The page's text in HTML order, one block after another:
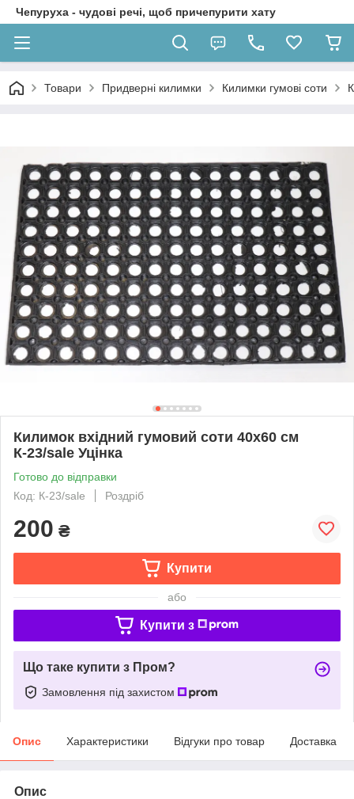
Чепуруха - чудовi речi, щоб причепурити хату
Товари Придверні килимки Килимки гумові соти
Килимок вхідний гумовий соти 40x60 см
К-23/sale Уцінка
Готово до відправки
Код: К-23/sale
Роздріб
200 ₴
Купити
або
Купити з
Що таке купити з Пром?
Замовлення під захистом
Опис Характеристики Відгуки про товар Доставка
Опис